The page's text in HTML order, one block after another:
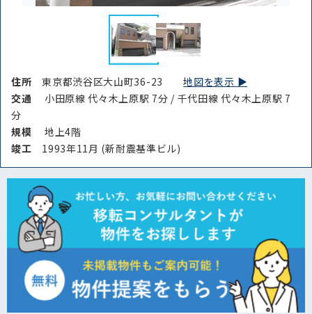
住所東京都渋谷区大山町36-23地図を表示 ▶︎
交通
小田原線 代々木上原駅 7分 / 千代田線 代々木上原駅 7
分
規模
地上4階
竣⼯ 1993年11月 (新耐震基準ビル)